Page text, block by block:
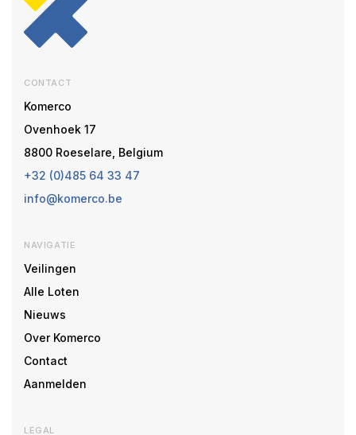
CONTACT
Komerco
Ovenhoek 17
8800 Roeselare, Belgium
+32 (0)485 64 33 47
info@komerco.be
NAVIGATIE
Veilingen
Alle Loten
Nieuws
Over Komerco
Contact
Aanmelden
LEGAL